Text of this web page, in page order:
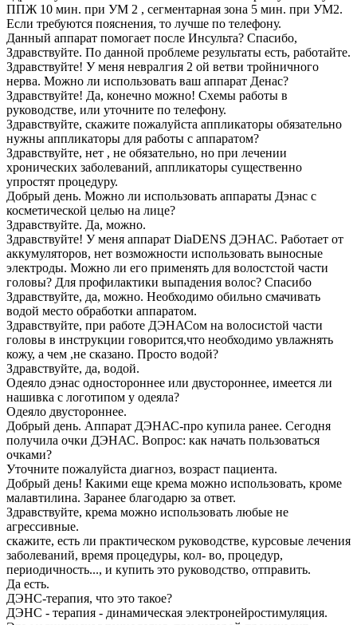
ППЖ 10 мин. при УМ 2 , сегментарная зона 5 мин. при УМ2.
Если требуются пояснения, то лучше по телефону.
Данный аппарат помогает после Инсульта? Спасибо,
Здравствуйте. По данной проблеме результаты есть, работайте.
Здравствуйте! У меня невралгия 2 ой ветви тройничного
нерва. Можно ли использовать ваш аппарат Денас?
Здравствуйте! Да, конечно можно! Схемы работы в
руководстве, или уточните по телефону.
Здравствуйте, скажите пожалуйста аппликаторы обязательно
нужны аппликаторы для работы с аппаратом?
Здравствуйте, нет , не обязательно, но при лечении
хронических заболеваний, аппликаторы существенно
упростят процедуру.
Добрый день. Можно ли использовать аппараты Дэнас с
косметической целью на лице?
Здравствуйте. Да, можно.
Здравствуйте! У меня аппарат DiaDENS ДЭНАС. Работает от
аккумуляторов, нет возможности использовать выносные
электроды. Можно ли его применять для волостстой части
головы? Для профилактики выпадения волос? Спасибо
Здравствуйте, да, можно. Необходимо обильно смачивать
водой место обработки аппаратом.
Здравствуйте, при работе ДЭНАСом на волосистой части
головы в инструкции говорится,что необходимо увлажнять
кожу, а чем ,не сказано. Просто водой?
Здравствуйте, да, водой.
Одеяло дэнас одностороннее или двустороннее, имеется ли
нашивка с логотипом у одеяла?
Одеяло двустороннее.
Добрый день. Аппарат ДЭНАС-про купила ранее. Сегодня
получила очки ДЭНАС. Вопрос: как начать пользоваться
очками?
Уточните пожалуйста диагноз, возраст пациента.
Добрый день! Какими еще крема можно использовать, кроме
малавтилина. Заранее благодарю за ответ.
Здравствуйте, крема можно использовать любые не
агрессивные.
скажите, есть ли практическом руководстве, курсовые лечения
заболеваний, время процедуры, кол- во, процедур,
периодичность..., и купить это руководство, отправить.
Да есть.
ДЭНС-терапия, что это такое?
ДЭНС - терапия - динамическая электронейростимуляция.